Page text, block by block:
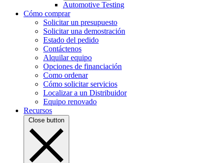
Automotive Testing
Cómo comprar
Solicitar un presupuesto
Solicitar una demostración
Estado del pedido
Contáctenos
Alquilar equipo
Opciones de financiación
Como ordenar
Cómo solicitar servicios
Localizar a un Distribuidor
Equipo renovado
Recursos
Close button